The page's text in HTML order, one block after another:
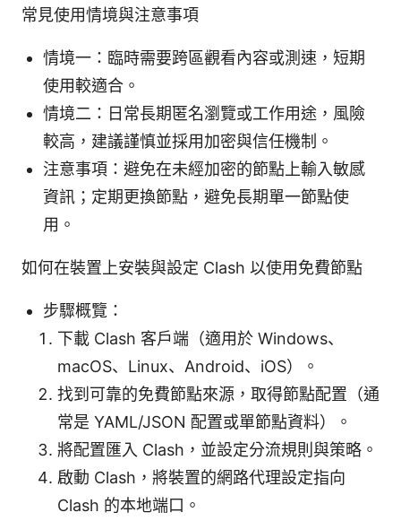
常見使用情境與注意事項
情境一：臨時需要跨區觀看內容或測速，短期
使用較適合。
情境二：日常長期匿名瀏覽或工作用途，風險
較高，建議謹慎並採用加密與信任機制。
注意事項：避免在未經加密的節點上輸入敏感
資訊；定期更換節點，避免長期單一節點使
用。
如何在裝置上安裝與設定 Clash 以使用免費節點
步驟概覽：
下載 Clash 客戶端（適用於 Windows、
macOS、Linux、Android、iOS）。
找到可靠的免費節點來源，取得節點配置（通
常是 YAML/JSON 配置或單節點資料）。
將配置匯入 Clash，並設定分流規則與策略。
啟動 Clash，將裝置的網路代理設定指向
Clash 的本地端口。